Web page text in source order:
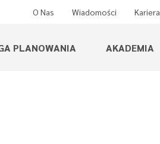
O Nas Wiadomości Kariera
PLANOWANIA AKADEMIA